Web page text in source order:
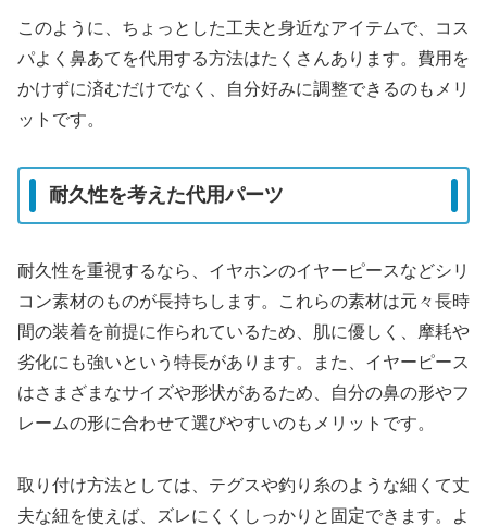
このように、ちょっとした工夫と身近なアイテムで、コス
パよく鼻あてを代用する方法はたくさんあります。費用を
かけずに済むだけでなく、自分好みに調整できるのもメリ
ットです。
耐久性を考えた代用パーツ
耐久性を重視するなら、イヤホンのイヤーピースなどシリ
コン素材のものが長持ちします。これらの素材は元々長時
間の装着を前提に作られているため、肌に優しく、摩耗や
劣化にも強いという特長があります。また、イヤーピース
はさまざまなサイズや形状があるため、自分の鼻の形やフ
レームの形に合わせて選びやすいのもメリットです。
取り付け方法としては、テグスや釣り糸のような細くて丈
夫な紐を使えば、ズレにくくしっかりと固定できます。よ